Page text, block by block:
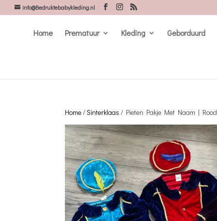
info@Bedruktebabykleding.nl
Home Prematuur Kleding Geborduurd
Home/Sinterklaas / Pieten Pakje Met Naam | Rood